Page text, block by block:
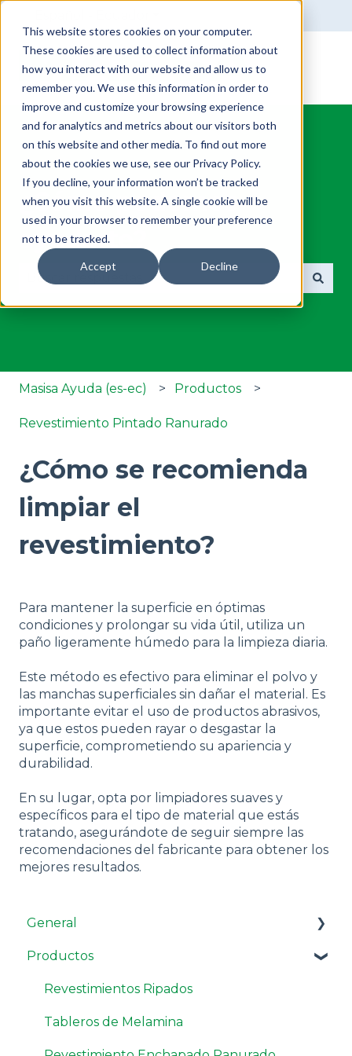
This website stores cookies on your computer.
These cookies are used to collect information about
how you interact with our website and allow us to
remember you. We use this information in order to
improve and customize your browsing experience
and for analytics and metrics about our visitors both
on this website and other media. To find out more
about the cookies we use, see our Privacy Policy.
If you decline, your information won’t be tracked
when you visit this website. A single cookie will be
used in your browser to remember your preference
not to be tracked.
Accept Decline
¿Cómo podemos
ayudarte?
No hay sugerencias porque el campo de
Masisa Ayuda (es-ec) Productos
Revestimiento Pintado Ranurado
¿Cómo se recomienda
limpiar el
revestimiento?
Para mantener la superficie en óptimas
condiciones y prolongar su vida útil, utiliza un
paño ligeramente húmedo para la limpieza diaria.
Este método es efectivo para eliminar el polvo y
las manchas superficiales sin dañar el material. Es
importante evitar el uso de productos abrasivos,
ya que estos pueden rayar o desgastar la
superficie, comprometiendo su apariencia y
durabilidad.
En su lugar, opta por limpiadores suaves y
específicos para el tipo de material que estás
tratando, asegurándote de seguir siempre las
recomendaciones del fabricante para obtener los
mejores resultados.
General
Comprar y cotizar
Reclamos
Productos
Revestimientos Ripados
Tableros de Melamina